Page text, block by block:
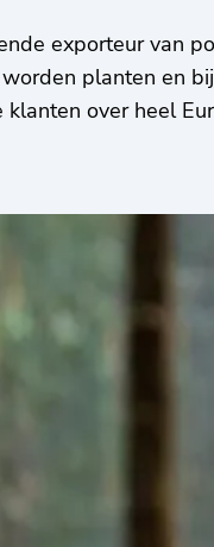
exporteur van
planten en
over heel